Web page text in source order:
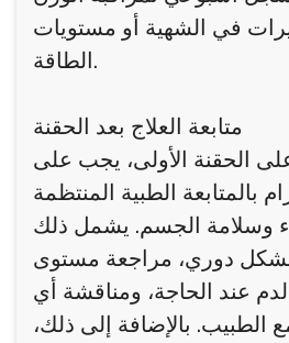
في الشهية أو مستويات
الطاقة.
متابعة العلاج بعد الحقنة
الحقنة الأولى، يجب على
بالمتابعة الطبية المنتظمة
وسلامة الجسم. يشمل ذلك
دوري، مراجعة مستوى
عند الحاجة، ومناقشة أي
الطبيب. بالإضافة إلى ذلك،